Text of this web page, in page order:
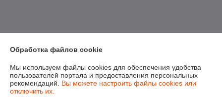
Обработка файлов cookie
Мы используем файлы cookies для обеспечения удобства
пользователей портала и предоставления персональных
рекомендаций. Вы можете настроить файлы cookies или
отключить их.